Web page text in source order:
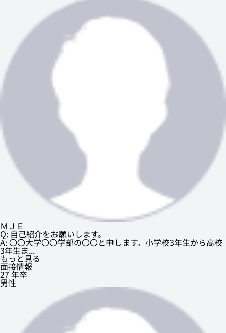
ＭＪＥ
Q: 自己紹介をお願いします。
A: 〇〇大学〇〇学部の〇〇と申します。小学校3年生から高校
3年生ま...
もっと見る
面接情報
27 年卒
男性